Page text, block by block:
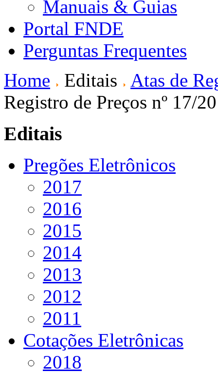
Manuais & Guias
Portal FNDE
Perguntas Frequentes
Home
Editais
Atas de
Registro de Preços nº 17/
Editais
Pregões Eletrônicos
2017
2016
2015
2014
2013
2012
2011
Cotações Eletrônicas
2018